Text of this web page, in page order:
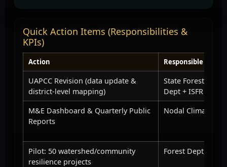
Quick Action Items (Responsibilities &
KPIs)
Action Responsible
UAPCC Revision (data update &
district-level mapping)
State Forest Dept
Dept + ISFR
M&E Dashboard & Quarterly Public
Reports
Nodal Climate
Pilot: 50 watershed/community
resilience projects
Forest Dept, PRIs,